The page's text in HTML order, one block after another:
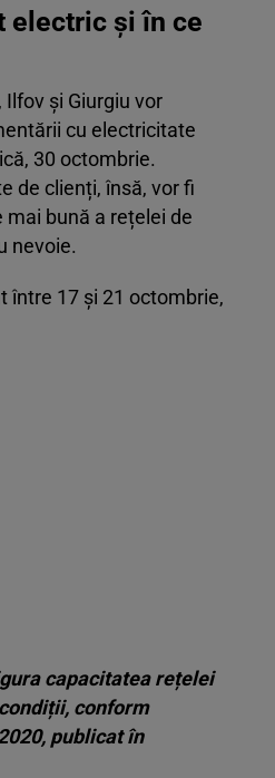
electric și în ce
și Giurgiu vor
cu electricitate
30 octombrie.
de clienți, însă, vor fi
bună a rețelei de
nevoie.
între 17 și 21 octombrie,
capacitatea rețelei
conform
publicat în